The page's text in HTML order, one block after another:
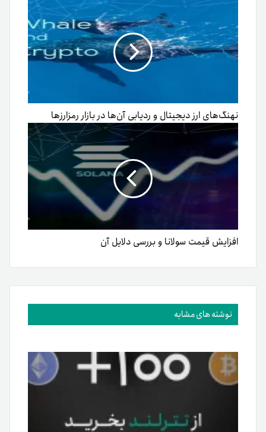
نهنگ‌های ارز دیجیتال و ردیابی آن‌ها در بازار رمزارزها
افزایش قیمت سولانا و بررسی دلایل آن
نوشته های مشابه